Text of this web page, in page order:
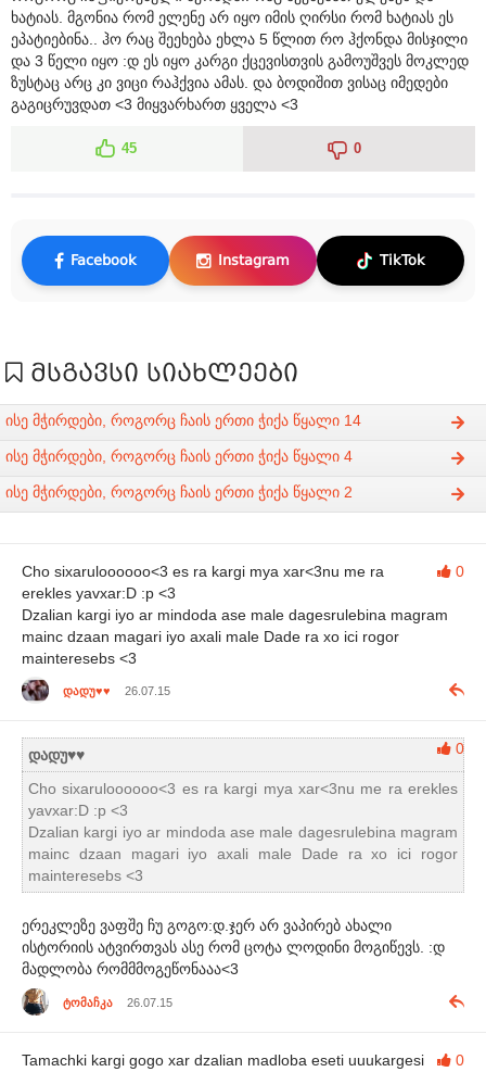
ხატიას. მგონია რომ ელენე არ იყო იმის ღირსი რომ ხატიას ეს
ეპატიებინა.. ჰო რაც შეეხება ეხლა 5 წლით რო ჰქონდა მისჯილი
და 3 წელი იყო :დ ეს იყო კარგი ქცევისთვის გამოუშვეს მოკლედ
ზუსტაც არც კი ვიცი რაჰქვია ამას. და ბოდიშით ვისაც იმედები
გაგიცრუვდათ <3 მიყვარხართ ყველა <3
45 0
Facebook Instagram TikTok
მსგავსი სიახლეები
ისე მჭირდები, როგორც ჩაის ერთი ჭიქა წყალი 14
ისე მჭირდები, როგორც ჩაის ერთი ჭიქა წყალი 4
ისე მჭირდები, როგორც ჩაის ერთი ჭიქა წყალი 2
0
Cho sixaruloooooo<3 es ra kargi mya xar<3nu me ra
erekles yavxar:D :p <3
Dzalian kargi iyo ar mindoda ase male dagesrulebina magram
mainc dzaan magari iyo axali male Dade ra xo ici rogor
mainteresebs <3
დადუ♥♥ 26.07.15
0
დადუ♥♥
Cho sixaruloooooo<3 es ra kargi mya xar<3nu me ra erekles
yavxar:D :p <3
Dzalian kargi iyo ar mindoda ase male dagesrulebina magram
mainc dzaan magari iyo axali male Dade ra xo ici rogor
mainteresebs <3
ერეკლეზე ვაფშე ჩუ გოგო:დ.ჯერ არ ვაპირებ ახალი
ისტორიის ატვირთვას ასე რომ ცოტა ლოდინი მოგიწევს. :დ
მადლობა რომმმოგეწონააა<3
ტომაჩკა 26.07.15
0
Tamachki kargi gogo xar dzalian madloba eseti uuukargesi